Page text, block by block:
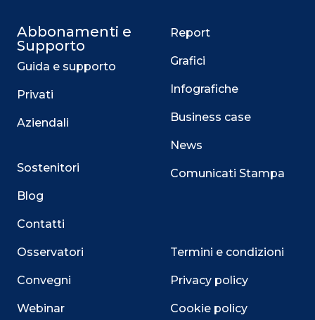
Abbonamenti e
Supporto
Guida e supporto
Privati
Aziendali
Sostenitori
Blog
Contatti
Osservatori
Convegni
Webinar
Report
Grafici
Infografiche
Business case
News
Comunicati Stampa
Termini e condizioni
Privacy policy
Cookie policy